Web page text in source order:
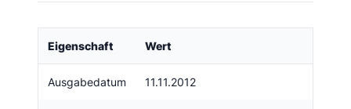
Eigenschaft Wert
Ausgabedatum 11.11.2012